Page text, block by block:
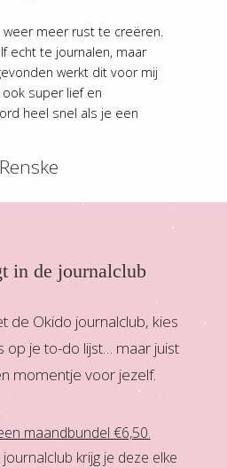
meer rust te creëren.
echt te journalen, maar
werkt dit voor mij
super lief en
heel snel als je een
Renske
in de journalclub
de Okido journalclub, kies
op je to-do lijst… maar juist
momentje voor jezelf.
maandbundel €6,50.
krijg je deze elke